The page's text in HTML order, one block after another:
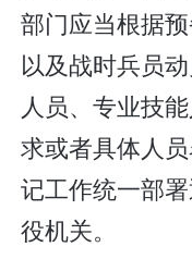
部门应当根据
以及战时兵员
人员、专业技
求或者具体人
记工作统一部
役机关。